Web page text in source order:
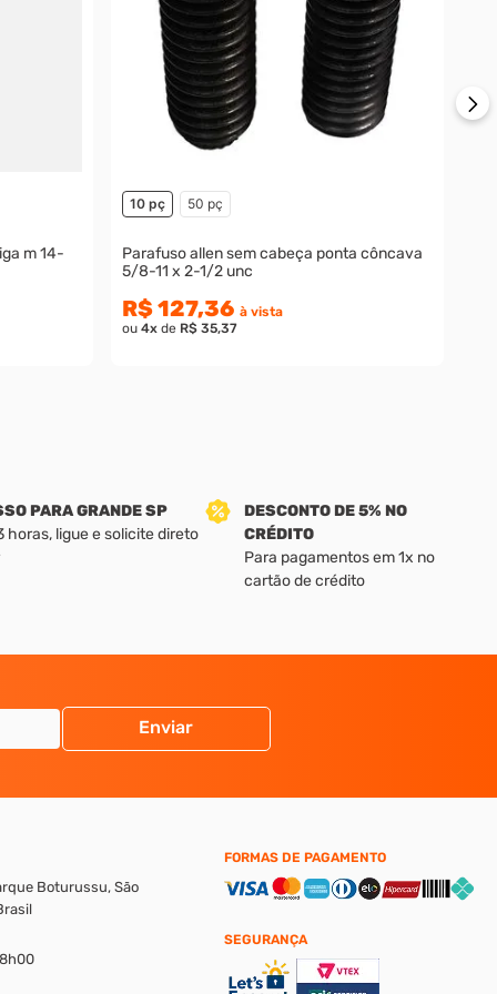
m 14-
10 pç 50 pç
Parafuso allen sem cabeça ponta côncava
5/8-11 x 2-1/2 unc
R$ 127,36 à vista
ou 4xde R$ 35,37
PARA GRANDE SP
horas, ligue e solicite direto
DESCONTO DE 5% NO
CRÉDITO
Para pagamentos em 1x no
cartão de crédito
Enviar
Boturussu, São
FORMAS DE PAGAMENTO
SEGURANÇA